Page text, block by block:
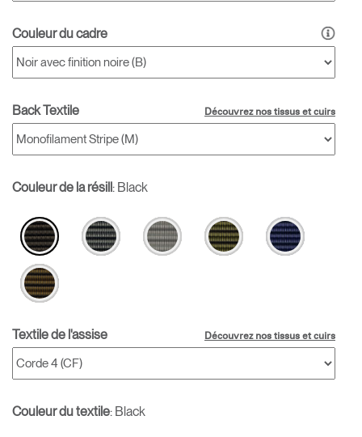
Couleur du cadre
Découvrez nos tissus et cuirs
Back Textile
Couleur de la résill: Black
Découvrez nos tissus et cuirs
Textile de l'assise
Couleur du textile: Black